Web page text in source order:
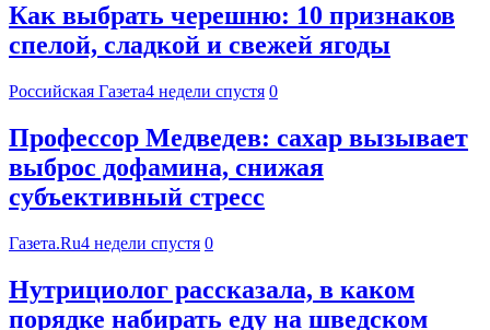
Как выбрать черешню: 10 признаков
спелой, сладкой и свежей ягоды
Российская Газета4 недели спустя 0
Профессор Медведев: сахар вызывает
выброс дофамина, снижая
субъективный стресс
Газета.Ru4 недели спустя 0
Нутрициолог рассказала, в каком
порядке набирать еду на шведском